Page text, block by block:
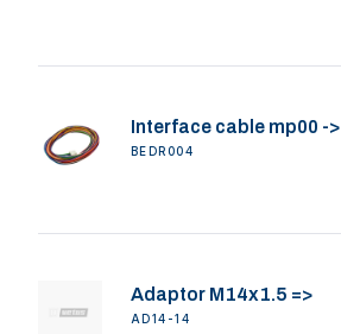
Interface cable mp00 ->
BEDR004
Adaptor M14x1.5 =>
AD14-14